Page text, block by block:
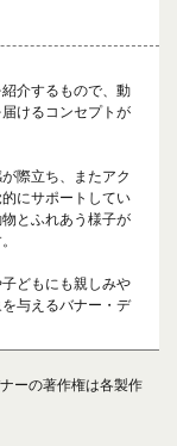
介するもので、動
けるコンセプトが
際立ち、またアク
にサポートしてい
とふれあう様子が
どもにも親しみや
与えるバナー・デ
ーの著作権は各製作